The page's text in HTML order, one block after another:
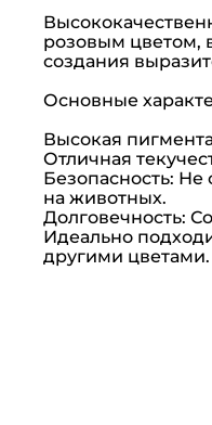
розовым цветом,
создания
Основные
Высокая
Отличная
Безопасность:
на животных.
Долговечность:
Идеально
другими цветами.